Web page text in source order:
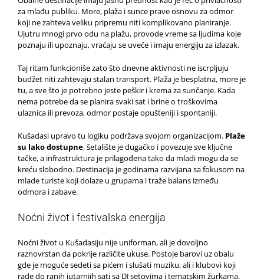
za mlađu publiku. More, plaža i sunce prave osnovu za odmor
koji ne zahteva veliku pripremu niti komplikovano planiranje.
Ujutru mnogi prvo odu na plažu, provode vreme sa ljudima koje
poznaju ili upoznaju, vraćaju se uveče i imaju energiju za izlazak.
Taj ritam funkcioniše zato što dnevne aktivnosti ne iscrpljuju
budžet niti zahtevaju stalan transport. Plaža je besplatna, more je
tu, a sve što je potrebno jeste peškir i krema za sunčanje. Kada
nema potrebe da se planira svaki sat i brine o troškovima
ulaznica ili prevoza, odmor postaje opušteniji i spontaniji.
Kušadasi upravo tu logiku podržava svojom organizacijom. Plaže
su lako dostupne, šetalište je dugačko i povezuje sve ključne
tačke, a infrastruktura je prilagođena tako da mladi mogu da se
kreću slobodno. Destinacija je godinama razvijana sa fokusom na
mlade turiste koji dolaze u grupama i traže balans između
odmora i zabave.
Noćni život i festivalska energija
Noćni život u Kušadasiju nije uniforman, ali je dovoljno
raznovrstan da pokrije različite ukuse. Postoje barovi uz obalu
gde je moguće sedeti sa pićem i slušati muziku, ali i klubovi koji
rade do ranih jutarnjih sati sa DJ setovima i tematskim žurkama.